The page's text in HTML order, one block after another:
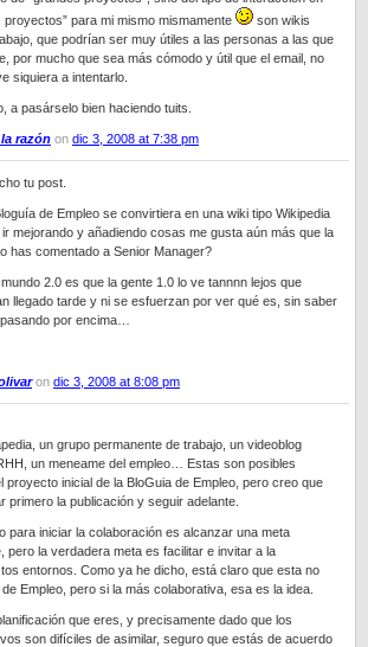
proyectos” para mi mismo mismamente
son wikis
que podrían ser muy útiles a las personas a las que
por mucho que sea más cómodo y útil que el email, no
siquiera a intentarlo.
a pasárselo bien haciendo tuits.
razón on dic 3, 2008 at 7:38 pm
tu post.
de Empleo se convirtiera en una wiki tipo Wikipedia
mejorando y añadiendo cosas me gusta aún más que la
has comentado a Senior Manager?
2.0 es que la gente 1.0 lo ve tannnn lejos que
llegado tarde y ni se esfuerzan por ver qué es, sin saber
por encima…
on dic 3, 2008 at 8:08 pm
un grupo permanente de trabajo, un videoblog
un meneame del empleo… Estas son posibles
proyecto inicial de la BloGuia de Empleo, pero creo que
primero la publicación y seguir adelante.
para iniciar la colaboración es alcanzar una meta
pero la verdadera meta es facilitar e invitar a la
entornos. Como ya he dicho, está claro que esta no
Empleo, pero si la más colaborativa, esa es la idea.
que eres, y precisamente dado que los
son difíciles de asimilar, seguro que estás de acuerdo